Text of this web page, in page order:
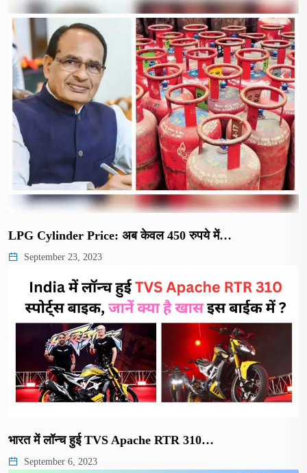
LPG Cylinder Price: अब केवल 450 रुपये में…
September 23, 2023
भारत में लॉन्च हुई TVS Apache RTR 310…
September 6, 2023